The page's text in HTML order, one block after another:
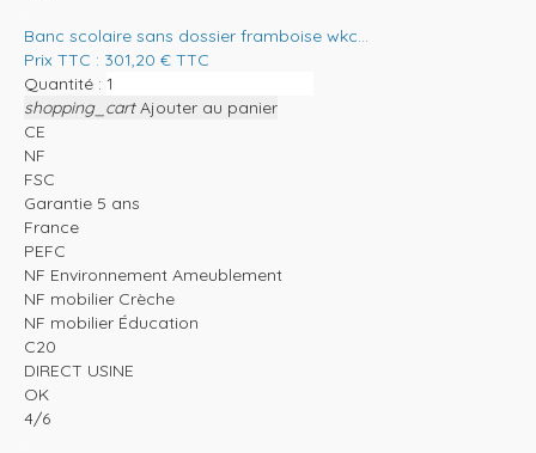
Banc scolaire sans dossier framboise wkc...
Prix TTC : 301,20 € TTC
Quantité :
shopping_cart Ajouter au panier
CE
NF
FSC
Garantie 5 ans
France
PEFC
NF Environnement Ameublement
NF mobilier Crèche
NF mobilier Éducation
C20
DIRECT USINE
OK
4/6